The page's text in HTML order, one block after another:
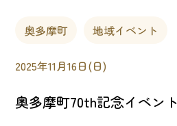
奥多摩町 地域イベント
2025年11月16日(日)
奥多摩町70th記念イベント